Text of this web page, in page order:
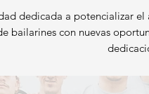
dedicada a potencializar
bailarines con nuevas